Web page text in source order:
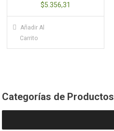
$5.356,31
Añadir Al
Carrito
Categorías de Productos